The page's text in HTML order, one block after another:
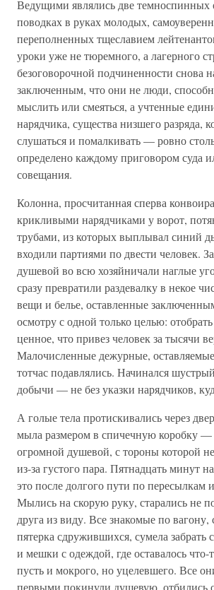
Ведущими являлись две темноспинных
поводках в руках молодых,
переполненных тщеславием
уроки уже не тюремного, а лагерного
безоговорочной подчиненности снова
заключенным, что они не люди,
мыслить или смеяться, а учтенные
нарядчика, существа низшего разряда,
слушаться и помалкивать — ровно
определено каждому приговором суда
совещания.
Колонна, просчитанная сперва
крикливыми нарядчиками у ворот,
трубами, из которых выплывал синий
входили партиями по двести человек.
душевой во всю хозяйничали наглые
сразу превратили раздевалку в некое
вещи и белье, оставленные
осмотру с одной только целью: отобрать
ценное, что привез человек за тысячи
Малочисленные дежурные, оставляемые
тотчас подавлялись. Начинался
добычи — не без указки нарядчиков,
А голые тела протискивались через
мыла размером в спичечную коробку —
огромной душевой, с тороны которой
из-за густого пара. Пятнадцать минут
это после долгого пути по пересылкам
Мылись на скорую руку, старались не
друга из виду. Все знакомые по вагону,
пятерка сдружившихся, сумела забрать
и мешки с одеждой, где оставалось
пусть и мокрого, но уцелевшего. Все
первыми покинули душевую, отбились